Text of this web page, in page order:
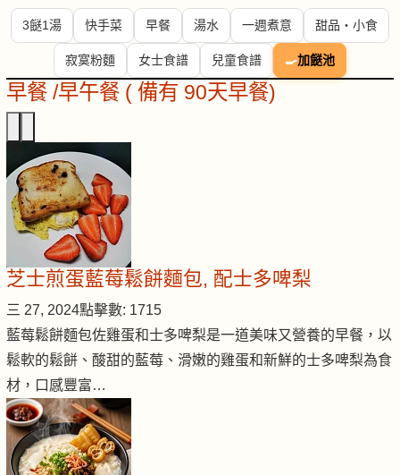
3餸1湯 快手菜 早餐 湯水 一週煮意 甜品・小食
寂寞粉麵 女士食譜 兒童食譜 🍳加餸池
早餐 /早午餐 ( 備有 90天早餐)
芝士煎蛋藍莓鬆餅麵包, 配士多啤梨
三 27, 2024點擊數: 1715
藍莓鬆餅麵包佐雞蛋和士多啤梨是一道美味又營養的早餐，以
鬆軟的鬆餅、酸甜的藍莓、滑嫩的雞蛋和新鮮的士多啤梨為食
材，口感豐富…